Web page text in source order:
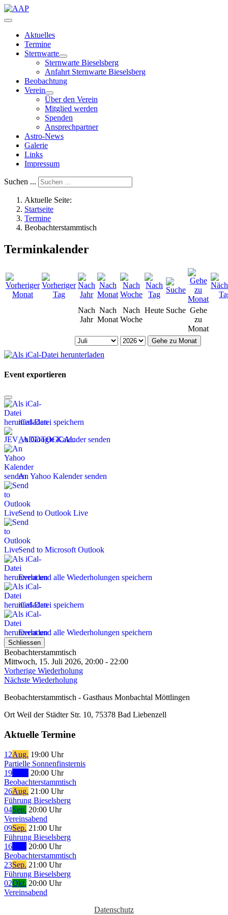
Aktuelles
Termine
Sternwarte
Sternwarte Bieselsberg
Anfahrt Sternwarte Bieselsberg
Beobachtung
Verein
Über den Verein
Mitglied werden
Spenden
Ansprechpartner
Astro-News
Galerie
Links
Impressum
Suchen ...
Aktuelle Seite:
Startseite
Termine
Beobachterstammtisch
Terminkalender
Nach
Jahr
Nach
Monat
Nach
Woche
Heute Suche Gehe
zu
Monat
Gehe zu Monat
Event exportieren
iCal-Datei speichern
An Google Kalender senden
An Yahoo Kalender senden
Send to Outlook Live
Send to Microsoft Outlook
Event und alle Wiederholungen speichern
iCal-Datei speichern
Event und alle Wiederholungen speichern
Schliessen
Beobachterstammtisch
Mittwoch, 15. Juli 2026, 20:00 - 22:00
Vorherige Wiederholung
Nächste Wiederholung
Beobachterstammtisch - Gasthaus Monbachtal Möttlingen
Ort Weil der Städter Str. 10, 75378 Bad Liebenzell
Aktuelle Termine
12Aug. 19:00 Uhr
Partielle Sonnenfinsternis
19
20:00 Uhr
Beobachterstammtisch
26Aug. 21:00 Uhr
Führung Bieselsberg
04Sep. 20:00 Uhr
Vereinsabend
09Sep. 21:00 Uhr
Führung Bieselsberg
16
20:00 Uhr
Beobachterstammtisch
23Sep. 21:00 Uhr
Führung Bieselsberg
02Okt. 20:00 Uhr
Vereinsabend
Datenschutz